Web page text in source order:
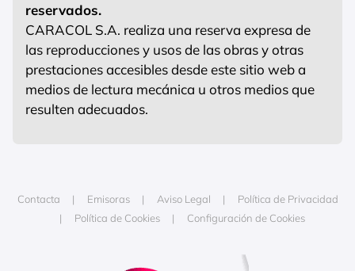
reservados.
CARACOL S.A. realiza una reserva expresa de
las reproducciones y usos de las obras y otras
prestaciones accesibles desde este sitio web a
medios de lectura mecánica u otros medios que
resulten adecuados.
Contacta Emisoras Aviso Legal
Política de Privacidad
Política de Cookies
Configuración de Cookies